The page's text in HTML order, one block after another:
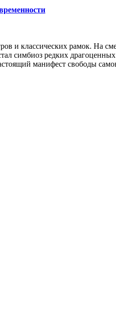
и классических рамок. На
симбиоз редких
манифест свободы